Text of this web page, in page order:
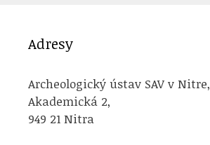
Adresy
Archeologický ústav SAV v Nitre,
Akademická 2,
949 21 Nitra